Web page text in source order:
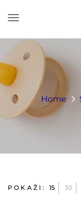
Home
POKAŽI: 15 30